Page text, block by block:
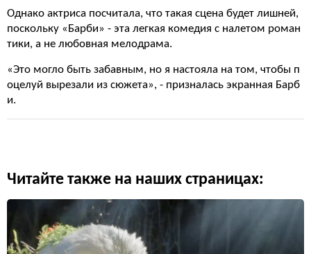
Однако актриса посчитала, что такая сцена будет лишней,
поскольку «Барби» - эта легкая комедия с налетом роман
тики, а не любовная мелодрама.
«Это могло быть забавным, но я настояла на том, чтобы п
оцелуй вырезали из сюжета», - призналась экранная Барб
и.
Читайте также на наших страницах: